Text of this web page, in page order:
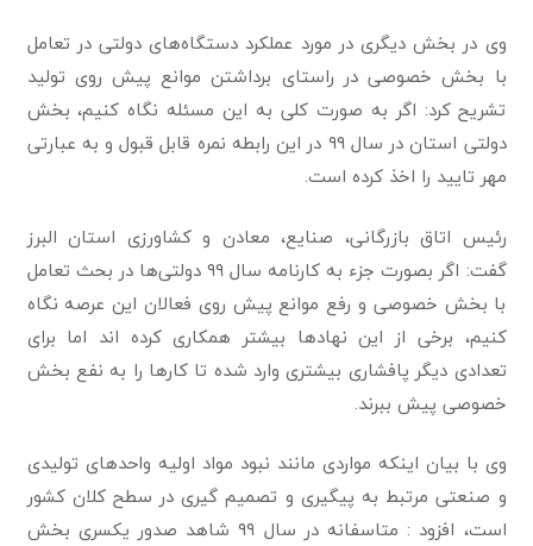
وی در بخش دیگری در مورد عملکرد دستگاه‌های دولتی در تعامل
با بخش خصوصی در راستای برداشتن موانع پیش روی تولید
تشریح کرد: اگر به صورت کلی به این مسئله نگاه کنیم، بخش
دولتی استان در سال ۹۹ در این رابطه نمره قابل قبول و به عبارتی
مهر تایید را اخذ کرده است.
رئیس اتاق بازرگانی، صنایع، معادن و کشاورزی استان البرز
گفت: اگر بصورت جزء به کارنامه سال ۹۹ دولتی‌ها در بحث تعامل
با بخش خصوصی و رفع موانع پیش روی فعالان این عرصه نگاه
کنیم، برخی از این نهادها بیشتر همکاری کرده اند اما برای
تعدادی دیگر پافشاری بیشتری وارد شده تا کارها را به نفع بخش
خصوصی پیش ببرند.
وی با بیان اینکه مواردی مانند نبود مواد اولیه واحدهای تولیدی
و صنعتی مرتبط به پیگیری و تصمیم گیری در سطح کلان کشور
است، افزود : متاسفانه در سال ۹۹ شاهد صدور یکسری بخش